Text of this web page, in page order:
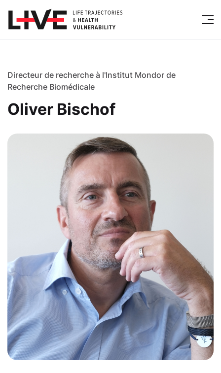
Directeur de recherche à l'Institut Mondor de
Recherche Biomédicale
Oliver Bischof